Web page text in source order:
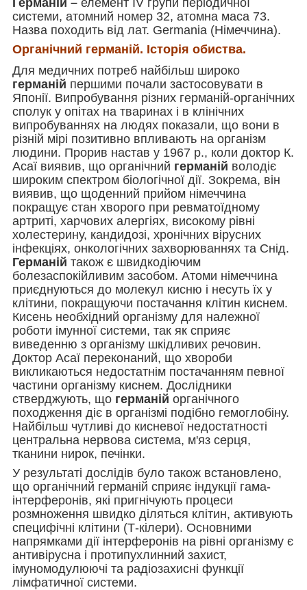
системи, атомний номер 32, атомна маса 73.
Назва походить від лат. Germania (Німеччина).
Органічний германій. Історія обиства.
Для медичних потреб найбільш широко
германій першими почали застосовувати в
Японії. Випробування різних германій-органічних
сполук у опітах на тваринах і в клінічних
випробуваннях на людях показали, що вони в
різній мірі позитивно впливають на організм
людини. Прорив настав у 1967 р., коли доктор К.
Асаї виявив, що органічний германій володіє
широким спектром біологічної дії. Зокрема, він
виявив, що щоденний прийом німеччина
покращує стан хворого при ревматоїдному
артриті, харчових алергіях, високому рівні
холестерину, кандидозі, хронічних вірусних
інфекціях, онкологічних захворюваннях та Снід.
Германій також є швидкодіючим
болезаспокійливим засобом. Атоми німеччина
приєднуються до молекул кисню і несуть їх у
клітини, покращуючи постачання клітин киснем.
Кисень необхідний організму для належної
роботи імунної системи, так як сприяє
виведенню з організму шкідливих речовин.
Доктор Асаї переконаний, що хвороби
викликаються недостатнім постачанням певної
частини організму киснем. Дослідники
стверджують, що германій органічного
походження діє в організмі подібно гемоглобіну.
Найбільш чутливі до кисневої недостатності
центральна нервова система, м'яз серця,
тканини нирок, печінки.
У результаті дослідів було також встановлено,
що органічний германій сприяє індукції гама-
інтерферонів, які пригнічують процеси
розмноження швидко діляться клітин, активують
специфічні клітини (Т-кілери). Основними
напрямками дії інтерферонів на рівні організму є
антивірусна і протипухлинний захист,
імуномодулюючі та радіозахисні функції
лімфатичної системи.